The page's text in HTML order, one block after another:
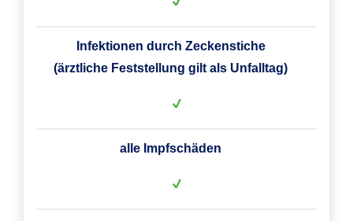
Infektionen durch Zeckenstiche
(ärztliche Feststellung gilt als Unfalltag)
alle Impfschäden